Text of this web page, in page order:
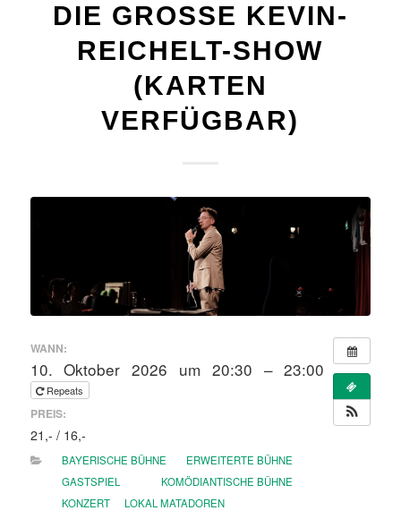
DIE GROSSE KEVIN-
REICHELT-SHOW
(KARTEN
VERFÜGBAR)
WANN:
10. Oktober 2026 um 20:30 – 23:00
Repeats
PREIS:
21,- / 16,-
BAYERISCHE BÜHNE
ERWEITERTE BÜHNE
GASTSPIEL
KOMÖDIANTISCHE BÜHNE
KONZERT
LOKAL MATADOREN